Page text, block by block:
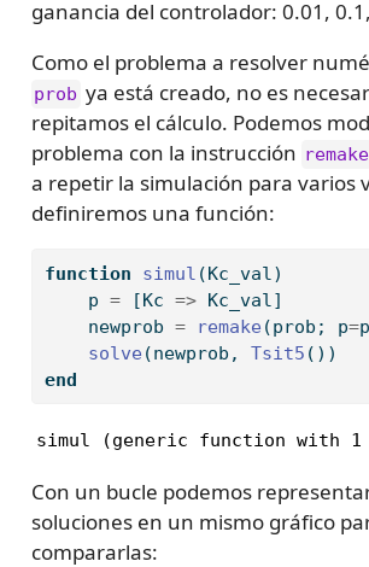
ganancia del controlador: 0.01,
Como el problema a resolver
prob ya está creado, no es
repitamos el cálculo. Podemos
problema con la instrucción remake
a repetir la simulación para varios
definiremos una función:
function simul (Kc_val)
    p
= [Kc => Kc_val]
    newprob
= remake (prob; p=
solve (newprob, Tsit5 ())
end
simul (generic function with 1
Con un bucle podemos
soluciones en un mismo gráfico
compararlas: